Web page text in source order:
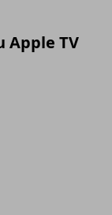
Apple TV